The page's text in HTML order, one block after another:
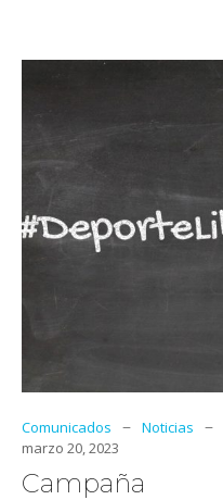
Comunicados – Noticias –
marzo 20, 2023
Campaña